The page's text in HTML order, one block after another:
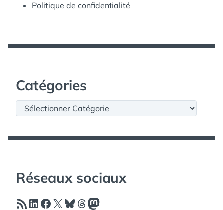
Politique de confidentialité
Catégories
Catégories
Réseaux sociaux
Flux RSSLinkedIn
Facebook
X Bluesky
Threads
Mastodon